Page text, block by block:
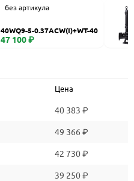
без артикула
40WQ9-5-0.37ACW(I)+WT-40
47 100 ₽
Цена
40 383 ₽
49 366 ₽
42 730 ₽
39 250 ₽